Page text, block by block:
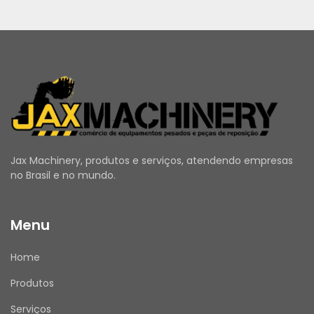
variações térmicas, sendo indicada para
linha Caterpillar.
Entre suas principais características
destacam-se a elevada capacidade de
vedação, excelente resistência mecânica e
fácil instalação e total compatibilidade com os
ressecamento, deformações ou danos, podem
ocorrer vazamentos de fluidos, perda de
pressão, entrada de contaminantes e
sistema. Recomenda-se sua inspeção durante
as manutenções preventivas e substituição
Jax Machinery, produtos e serviços, atendendo empresas
no Brasil e no mundo.
Menu
Home
Produtos
Serviços